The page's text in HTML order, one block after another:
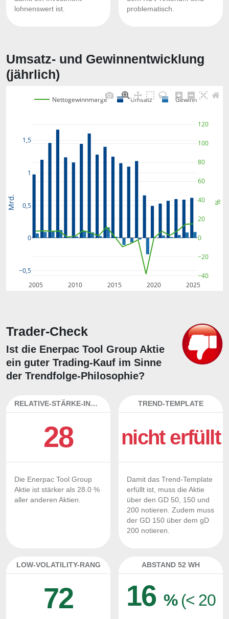
lohnenswert ist.
problematisch.
Umsatz- und Gewinnentwicklung
(jährlich)
2005 2010 2015 2020 2025
−0,5
0
0,5
1
1,5
−40
−20
0
20
40
60
80
100
120
Nettogewinnmarge Umsatz Gewinn
Mrd. %
Trader-Check
Ist die Enerpac Tool Group Aktie
ein guter Trading-Kauf im Sinne
der Trendfolge-Philosophie?
RELATIVE-STÄRKE-INDEX
28
Die Enerpac Tool Group
Aktie ist stärker als 28.0 %
aller anderen Aktien.
TREND-TEMPLATE
nicht erfüllt
Damit das Trend-Template
erfüllt ist, muss die Aktie
über den GD 50, 150 und
200 notieren. Zudem muss
der GD 150 über dem gD
200 notieren.
LOW-VOLATILITY-RANG
72
ABSTAND 52 WH
16% (< 20